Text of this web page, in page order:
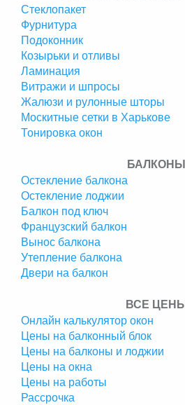
Стеклопакет
Фурнитура
Подоконник
Козырьки и отливы
Ламинация
Витражи и шпросы
Жалюзи и рулонные шторы
Москитные сетки в Харькове
Тонировка окон
БАЛКОНЫ
Остекление балкона
Остекление лоджии
Балкон под ключ
Французский балкон
Вынос балкона
Утепление балкона
Двери на балкон
ВСЕ ЦЕНЫ
Онлайн калькулятор окон
Цены на балконный блок
Цены на балконы и лоджии
Цены на окна
Цены на работы
Рассрочка